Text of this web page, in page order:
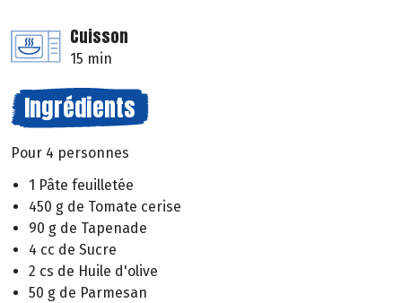
Cuisson
15 min
Ingrédients
Pour 4 personnes
1 Pâte feuilletée
450 g de Tomate cerise
90 g de Tapenade
4 cc de Sucre
2 cs de Huile d'olive
50 g de Parmesan